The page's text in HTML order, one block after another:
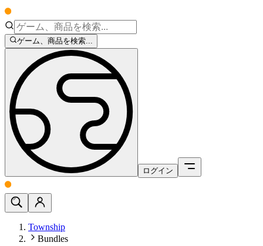
ゲーム、商品を検索...
ログイン
Township
Bundles